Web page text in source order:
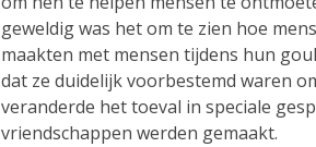
geweldig was het om te zien hoe
maakten met mensen tijdens hun
dat ze duidelijk voorbestemd waren
veranderde het toeval in speciale
vriendschappen werden gemaakt.